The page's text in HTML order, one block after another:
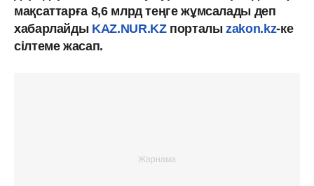
мақсаттарға 8,6 млрд теңге жұмсалады деп
хабарлайды KAZ.NUR.KZпорталыzakon.kz-ке
сілтеме жасап.